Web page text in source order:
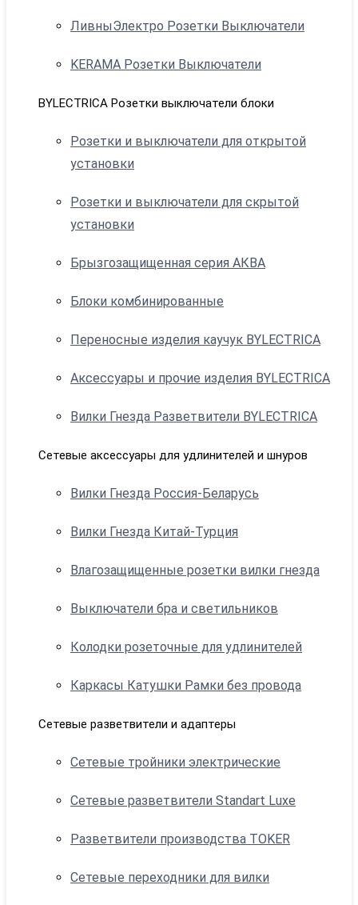
ЛивныЭлектро Розетки Выключатели
KERAMA Розетки Выключатели
BYLECTRICA Розетки выключатели блоки
Розетки и выключатели для открытой
установки
Розетки и выключатели для скрытой
установки
Брызгозащищенная серия АКВА
Блоки комбинированные
Переносные изделия каучук BYLECTRICA
Аксессуары и прочие изделия BYLECTRICA
Вилки Гнезда Разветвители BYLECTRICA
Сетевые аксессуары для удлинителей и шнуров
Вилки Гнезда Россия-Беларусь
Вилки Гнезда Китай-Турция
Влагозащищенные розетки вилки гнезда
Выключатели бра и светильников
Колодки розеточные для удлинителей
Каркасы Катушки Рамки без провода
Сетевые разветвители и адаптеры
Сетевые тройники электрические
Сетевые разветвители Standart Luxe
Разветвители производства TOKER
Сетевые переходники для вилки